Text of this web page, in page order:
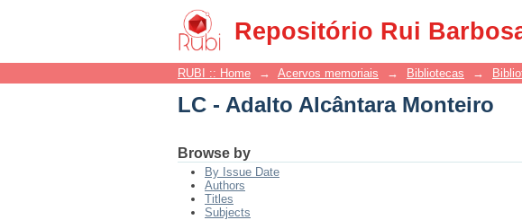
Repositório Rui
LC - Adalto Alcântara Monteiro
RUBI :: Home → Acervos memoriais → Bibliotecas →
LC - Adalto Alcântara Monteiro
Browse by
By Issue Date
Authors
Titles
Subjects